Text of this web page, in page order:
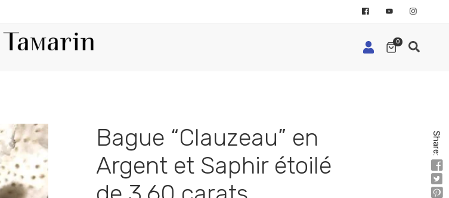
0
IDENTIFIANT OU E-MAIL OBLIGATOIRE Share:
Bague “Clauzeau” en
Argent et Saphir étoilé